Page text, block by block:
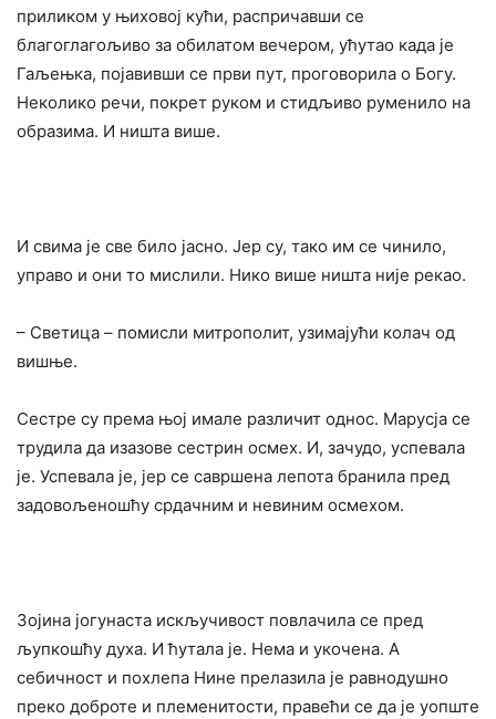
приликом у њиховој кући, распричавши се
благоглагољиво за обилатом вечером, ућутао када је
Гаљењка, појавивши се први пут, проговорила о Богу.
Неколико речи, покрет руком и стидљиво руменило на
образима. И ништа више.
И свима је све било јасно. Јер су, тако им се чинило,
управо и они то мислили. Нико више ништа није рекао.
– Светица – помисли митрополит, узимајући колач од
вишње.
Сестре су према њој имале различит однос. Марусја се
трудила да изазове сестрин осмех. И, зачудо, успевала
је. Успевала је, јер се савршена лепота бранила пред
задовољеношћу срдачним и невиним осмехом.
Зојина јогунаста искључивост повлачила се пред
љупкошћу духа. И ћутала је. Нема и укочена. А
себичност и похлепа Нине прелазила је равнодушно
преко доброте и племенитости, правећи се да је уопште